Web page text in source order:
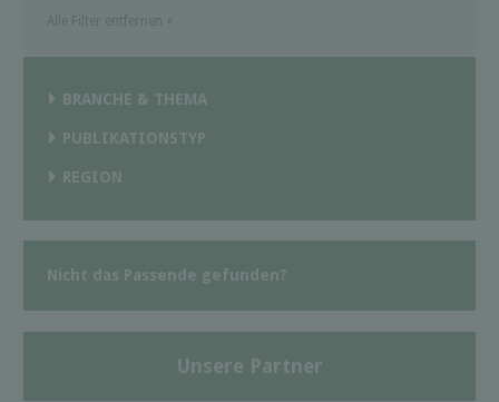
BRANCHE & THEMA
PUBLIKATIONSTYP
REGION
Nicht das Passende gefunden?
Unsere Partner